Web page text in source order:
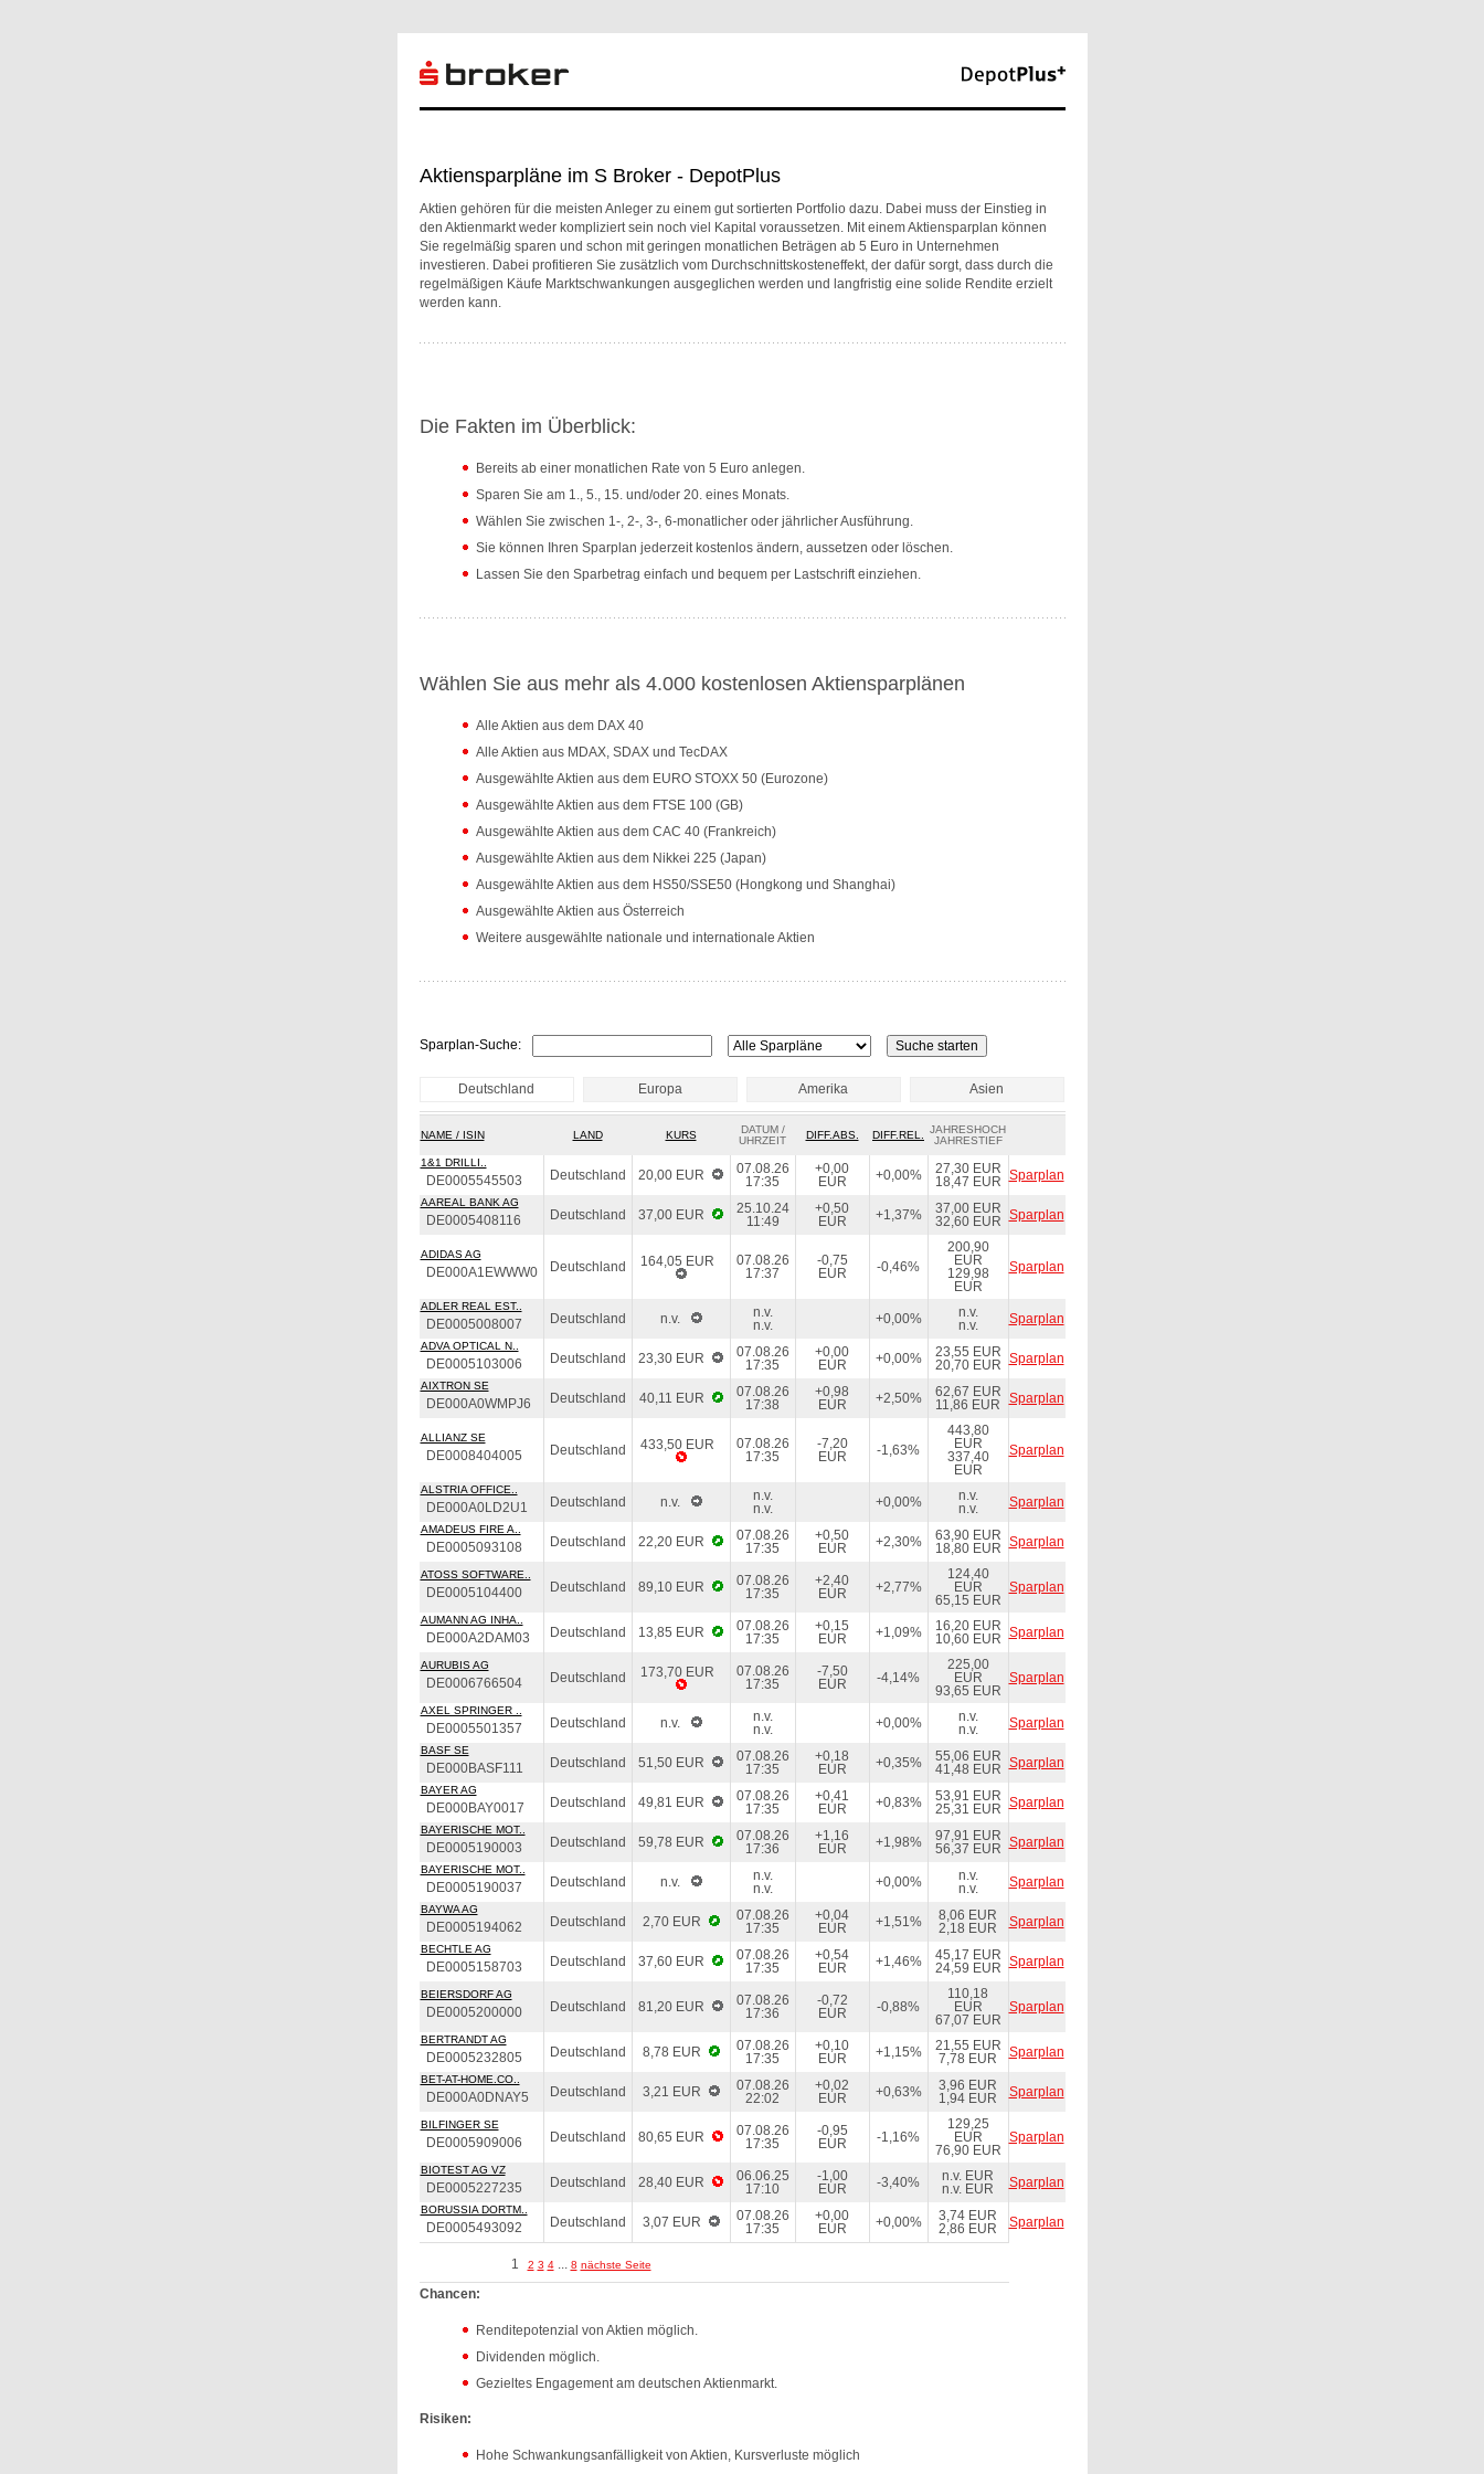
Aktiensparpläne im S Broker - DepotPlus
Aktien gehören für die meisten Anleger zu einem gut sortierten Portfolio dazu. Dabei muss der Einstieg in
den Aktienmarkt weder kompliziert sein noch viel Kapital voraussetzen. Mit einem Aktiensparplan können
Sie regelmäßig sparen und schon mit geringen monatlichen Beträgen ab 5 Euro in Unternehmen
investieren. Dabei profitieren Sie zusätzlich vom Durchschnittskosteneffekt, der dafür sorgt, dass durch die
regelmäßigen Käufe Marktschwankungen ausgeglichen werden und langfristig eine solide Rendite erzielt
werden kann.
Die Fakten im Überblick:
Bereits ab einer monatlichen Rate von 5 Euro anlegen.
Sparen Sie am 1., 5., 15. und/oder 20. eines Monats.
Wählen Sie zwischen 1-, 2-, 3-, 6-monatlicher oder jährlicher Ausführung.
Sie können Ihren Sparplan jederzeit kostenlos ändern, aussetzen oder löschen.
Lassen Sie den Sparbetrag einfach und bequem per Lastschrift einziehen.
Wählen Sie aus mehr als 4.000 kostenlosen Aktiensparplänen
Alle Aktien aus dem DAX 40
Alle Aktien aus MDAX, SDAX und TecDAX
Ausgewählte Aktien aus dem EURO STOXX 50 (Eurozone)
Ausgewählte Aktien aus dem FTSE 100 (GB)
Ausgewählte Aktien aus dem CAC 40 (Frankreich)
Ausgewählte Aktien aus dem Nikkei 225 (Japan)
Ausgewählte Aktien aus dem HS50/SSE50 (Hongkong und Shanghai)
Ausgewählte Aktien aus Österreich
Weitere ausgewählte nationale und internationale Aktien
Sparplan-Suche:
Deutschland Europa Amerika Asien
NAME / ISIN LAND KURS
DATUM /
UHRZEIT
DIFF.ABS. DIFF.REL.
JAHRESHOCH
JAHRESTIEF
1&1 DRILLI..
DE0005545503 Deutschland 20,00 EUR
07.08.26
17:35
+0,00
EUR
+0,00%
27,30 EUR
18,47 EUR Sparplan
AAREAL BANK AG
DE0005408116 Deutschland 37,00 EUR
25.10.24
11:49
+0,50
EUR
+1,37%
37,00 EUR
32,60 EUR Sparplan
ADIDAS AG
DE000A1EWWW0 Deutschland 164,05 EUR
07.08.26
17:37
-0,75
EUR
-0,46%
200,90
EUR
129,98
EUR
Sparplan
ADLER REAL EST..
DE0005008007 Deutschland n.v.
n.v.
n.v.
+0,00%
n.v.
n.v.
Sparplan
ADVA OPTICAL N..
DE0005103006 Deutschland 23,30 EUR
07.08.26
17:35
+0,00
EUR
+0,00%
23,55 EUR
20,70 EUR Sparplan
AIXTRON SE
DE000A0WMPJ6 Deutschland 40,11 EUR
07.08.26
17:38
+0,98
EUR
+2,50%
62,67 EUR
11,86 EUR
Sparplan
ALLIANZ SE
DE0008404005 Deutschland 433,50 EUR
07.08.26
17:35
-7,20
EUR
-1,63%
443,80
EUR
337,40
EUR
Sparplan
ALSTRIA OFFICE..
DE000A0LD2U1 Deutschland n.v.
n.v.
n.v.
+0,00%
n.v.
n.v.
Sparplan
AMADEUS FIRE A..
DE0005093108 Deutschland 22,20 EUR
07.08.26
17:35
+0,50
EUR
+2,30%
63,90 EUR
18,80 EUR Sparplan
ATOSS SOFTWARE..
DE0005104400 Deutschland 89,10 EUR
07.08.26
17:35
+2,40
EUR
+2,77%
124,40
EUR
65,15 EUR
Sparplan
AUMANN AG INHA..
DE000A2DAM03 Deutschland 13,85 EUR
07.08.26
17:35
+0,15
EUR
+1,09%
16,20 EUR
10,60 EUR Sparplan
AURUBIS AG
DE0006766504 Deutschland 173,70 EUR
07.08.26
17:35
-7,50
EUR
-4,14%
225,00
EUR
93,65 EUR
Sparplan
AXEL SPRINGER ..
DE0005501357 Deutschland n.v.
n.v.
n.v.
+0,00%
n.v.
n.v.
Sparplan
BASF SE
DE000BASF111 Deutschland 51,50 EUR
07.08.26
17:35
+0,18
EUR
+0,35%
55,06 EUR
41,48 EUR Sparplan
BAYER AG
DE000BAY0017 Deutschland 49,81 EUR
07.08.26
17:35
+0,41
EUR
+0,83%
53,91 EUR
25,31 EUR Sparplan
BAYERISCHE MOT..
DE0005190003 Deutschland 59,78 EUR
07.08.26
17:36
+1,16
EUR
+1,98%
97,91 EUR
56,37 EUR Sparplan
BAYERISCHE MOT..
DE0005190037 Deutschland n.v.
n.v.
n.v.
+0,00%
n.v.
n.v.
Sparplan
BAYWA AG
DE0005194062 Deutschland 2,70 EUR
07.08.26
17:35
+0,04
EUR
+1,51%
8,06 EUR
2,18 EUR
Sparplan
BECHTLE AG
DE0005158703 Deutschland 37,60 EUR
07.08.26
17:35
+0,54
EUR
+1,46%
45,17 EUR
24,59 EUR Sparplan
BEIERSDORF AG
DE0005200000 Deutschland 81,20 EUR
07.08.26
17:36
-0,72
EUR
-0,88%
110,18
EUR
67,07 EUR
Sparplan
BERTRANDT AG
DE0005232805 Deutschland 8,78 EUR
07.08.26
17:35
+0,10
EUR
+1,15%
21,55 EUR
7,78 EUR
Sparplan
BET-AT-HOME.CO..
DE000A0DNAY5 Deutschland 3,21 EUR
07.08.26
22:02
+0,02
EUR
+0,63%
3,96 EUR
1,94 EUR
Sparplan
BILFINGER SE
DE0005909006 Deutschland 80,65 EUR
07.08.26
17:35
-0,95
EUR
-1,16%
129,25
EUR
76,90 EUR
Sparplan
BIOTEST AG VZ
DE0005227235 Deutschland 28,40 EUR
06.06.25
17:10
-1,00
EUR
-3,40%
n.v. EUR
n.v. EUR
Sparplan
BORUSSIA DORTM..
DE0005493092 Deutschland 3,07 EUR
07.08.26
17:35
+0,00
EUR
+0,00%
3,74 EUR
2,86 EUR
Sparplan
1 2 3 4... 8 nächste Seite
Chancen:
Renditepotenzial von Aktien möglich.
Dividenden möglich.
Gezieltes Engagement am deutschen Aktienmarkt.
Risiken:
Hohe Schwankungsanfälligkeit von Aktien, Kursverluste möglich